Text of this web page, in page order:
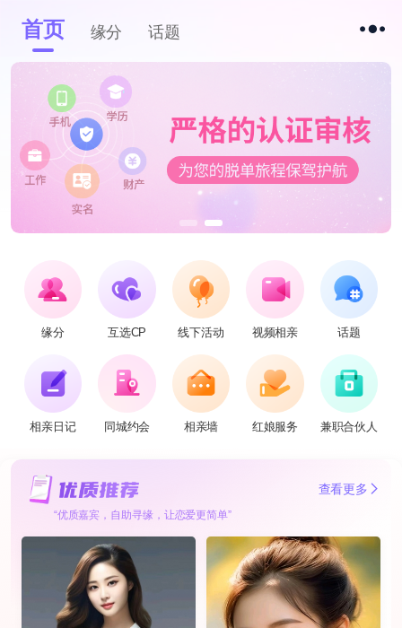
首页 缘分 话题
缘分 互选CP 线下活动 视频相亲 话题
相亲日记 同城约会 相亲墙 红娘服务 兼职合伙人
查看更多
“优质嘉宾，自助寻缘，让恋爱更简单”